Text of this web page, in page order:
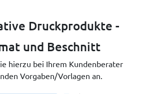
Druckprodukte -
und Beschnitt
hierzu bei Ihrem Kundenberater
Vorgaben/Vorlagen an.